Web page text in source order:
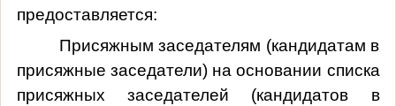
предоставляется:
Присяжным заседателям (кандидатам в
присяжные заседатели) на основании списка
присяжных заседателей (кандидатов в